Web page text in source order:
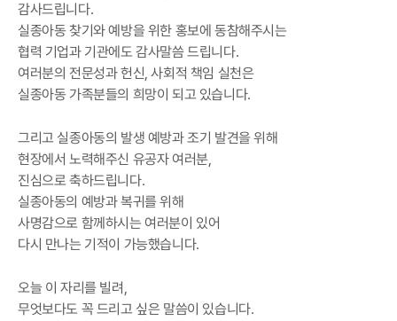
감사드립니다.
실종아동 찾기와 예방을 위한 홍보에 동참해주시는
협력 기업과 기관에도 감사말씀 드립니다.
여러분의 전문성과 헌신, 사회적 책임 실천은
실종아동 가족분들의 희망이 되고 있습니다.
그리고 실종아동의 발생 예방과 조기 발견을 위해
현장에서 노력해주신 유공자 여러분,
진심으로 축하드립니다.
실종아동의 예방과 복귀를 위해
사명감으로 함께하시는 여러분이 있어
다시 만나는 기적이 가능했습니다.
오늘 이 자리를 빌려,
무엇보다도 꼭 드리고 싶은 말씀이 있습니다.